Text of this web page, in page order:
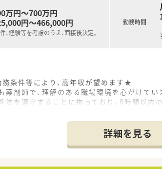
万円～700万円
円～466,000円
、経験等を考慮のうえ、面接後決定。
勤務時間
務条件等により、高年収が望めます★
剤師で、理解のある職場環境を心がけてい
法を遵守することに拘っており、8時間以内
ャイズや、独立支援制度もあります！
詳細を見る